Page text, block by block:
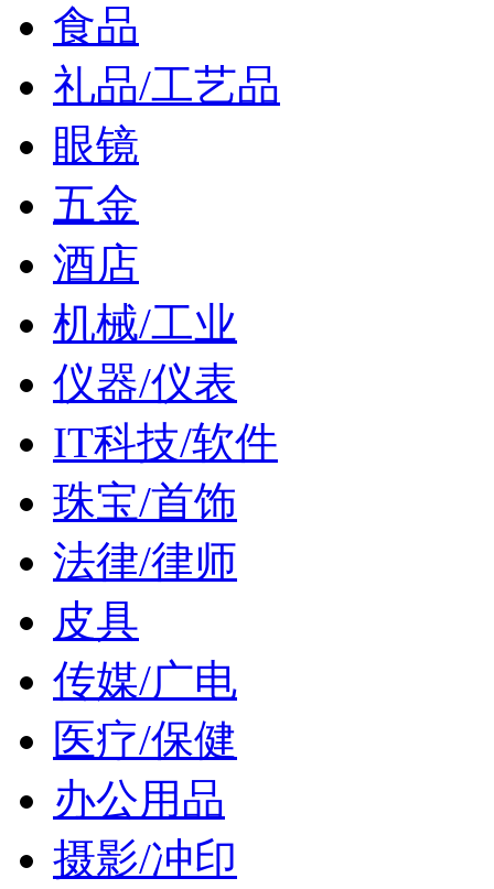
食品
礼品/工艺品
眼镜
五金
酒店
机械/工业
仪器/仪表
IT科技/软件
珠宝/首饰
法律/律师
皮具
传媒/广电
医疗/保健
办公用品
摄影/冲印